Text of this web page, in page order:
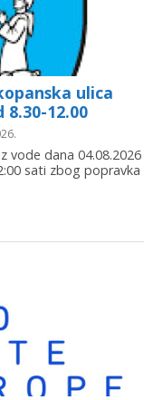
ulica
12.00
vode dana 04.08.2026
sati zbog popravka